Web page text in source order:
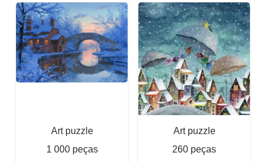
Art puzzle
1 000 peças
Art puzzle
260 peças